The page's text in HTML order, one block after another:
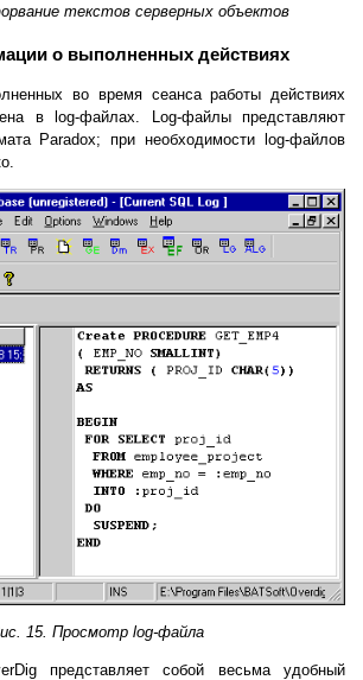
текстов серверных объектов
о выполненных действиях
во время сеанса работы действиях
в log-файлах. Log-файлы представляют
Paradox; при необходимости log-файлов
15. Просмотр log-файла
представляет собой весьма удобный